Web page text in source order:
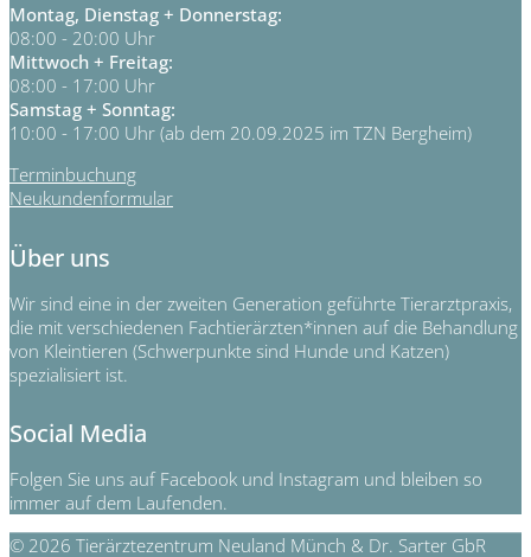
Montag, Dienstag + Donnerstag:
08:00 - 20:00 Uhr
Mittwoch + Freitag:
08:00 - 17:00 Uhr
Samstag + Sonntag:
10:00 - 17:00 Uhr (ab dem 20.09.2025 im TZN Bergheim)
Terminbuchung
Neukundenformular
Über uns
Wir sind eine in der zweiten Generation geführte Tierarztpraxis,
die mit verschiedenen Fachtierärzten*innen auf die Behandlung
von Kleintieren (Schwerpunkte sind Hunde und Katzen)
spezialisiert ist.
Social Media
Folgen Sie uns auf Facebook und Instagram und bleiben so
immer auf dem Laufenden.
© 2026 Tierärztezentrum Neuland Münch & Dr. Sarter GbR